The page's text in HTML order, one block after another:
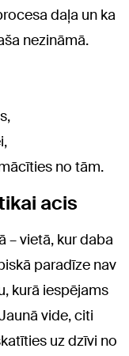
daļa un ka
nezināmā.
no tām.
acis
– vietā, kur daba
paradīze nav
kurā iespējams
vide, citi
uz dzīvi no